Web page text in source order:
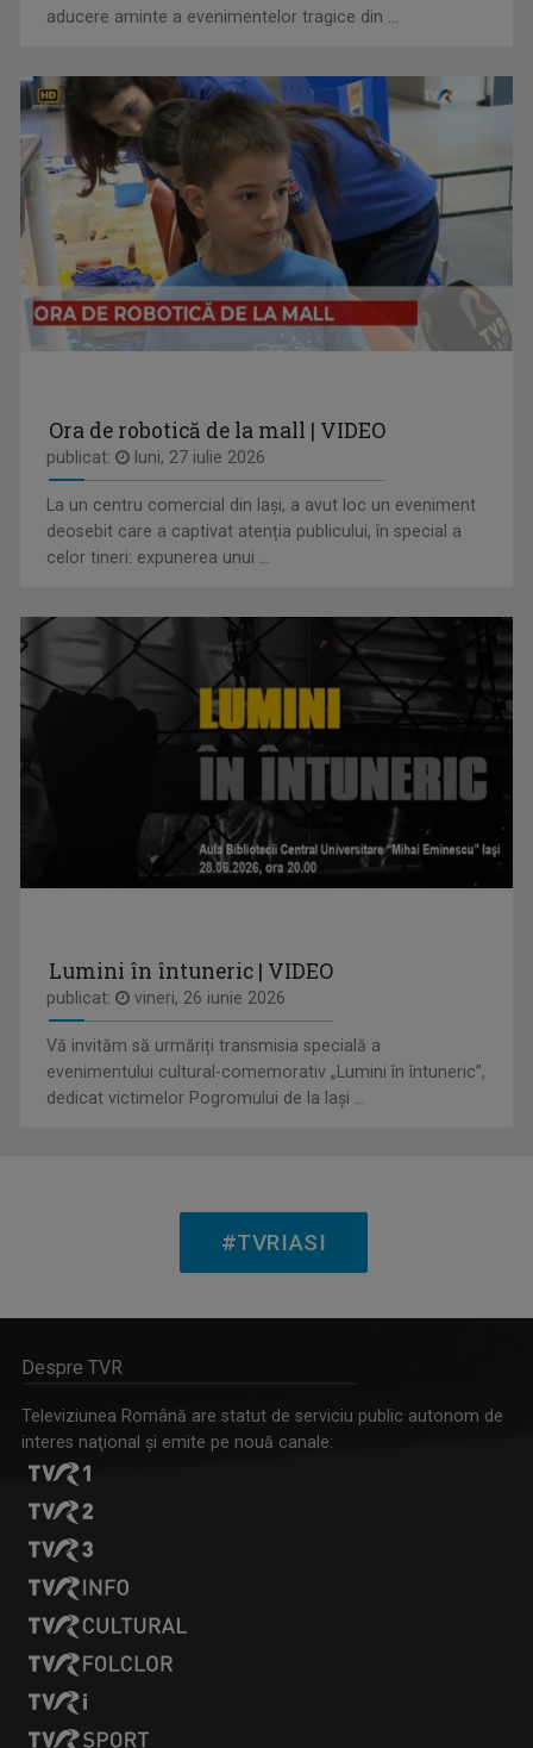
DIMINEȚI PERFECTE
Emisiune matinală, de luni până vineri, de la ...
IAȘII MARILOR IUBIRI
Poveşti despre oraşul de odinioară şi cel de ...
REPORTER SPECIAL
Emisiune de reportaj și investigație realizată ...
RACORD
MAŞINA TIMPULUI
Un calendar al evenimentelor zilei
MARIA FLOREA
După aproape 30 de ani de jurnalism, a învăţat ...
IULIAN LECA
Din 2022 a revenit la TVR Iaşi unde realizează ...
VLAD LUCIAN ARHIRE
OLENA POPOVYCH
M-am născut şi am crescut în Maramureşul ...
aducere aminte a evenimentelor tragice din ...
Ora de robotică de la mall | VIDEO
publicat: luni, 27 iulie 2026
La un centru comercial din Iași, a avut loc un eveniment
deosebit care a captivat atenția publicului, în special a
celor tineri: expunerea unui ...
Lumini în întuneric | VIDEO
publicat: vineri, 26 iunie 2026
Vă invităm să urmăriți transmisia specială a
evenimentului cultural-comemorativ „Lumini în întuneric”,
dedicat victimelor Pogromului de la Iași ...
#TVRIASI
Despre TVR
Televiziunea Română are statut de serviciu public autonom de
interes naţional şi emite pe nouă canale: